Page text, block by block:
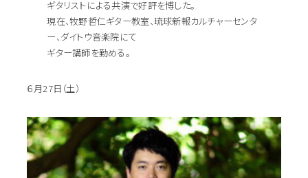
ギタリストによる共演で好評を博した。
現在、牧野哲仁ギター教室、琉球新報カルチャーセンタ
ー、ダイトウ音楽院にて
ギター講師を勤める。
６月27日（土）